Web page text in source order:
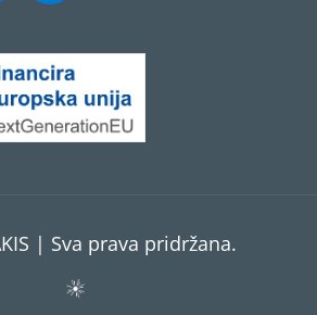
| Sva prava pridržana.